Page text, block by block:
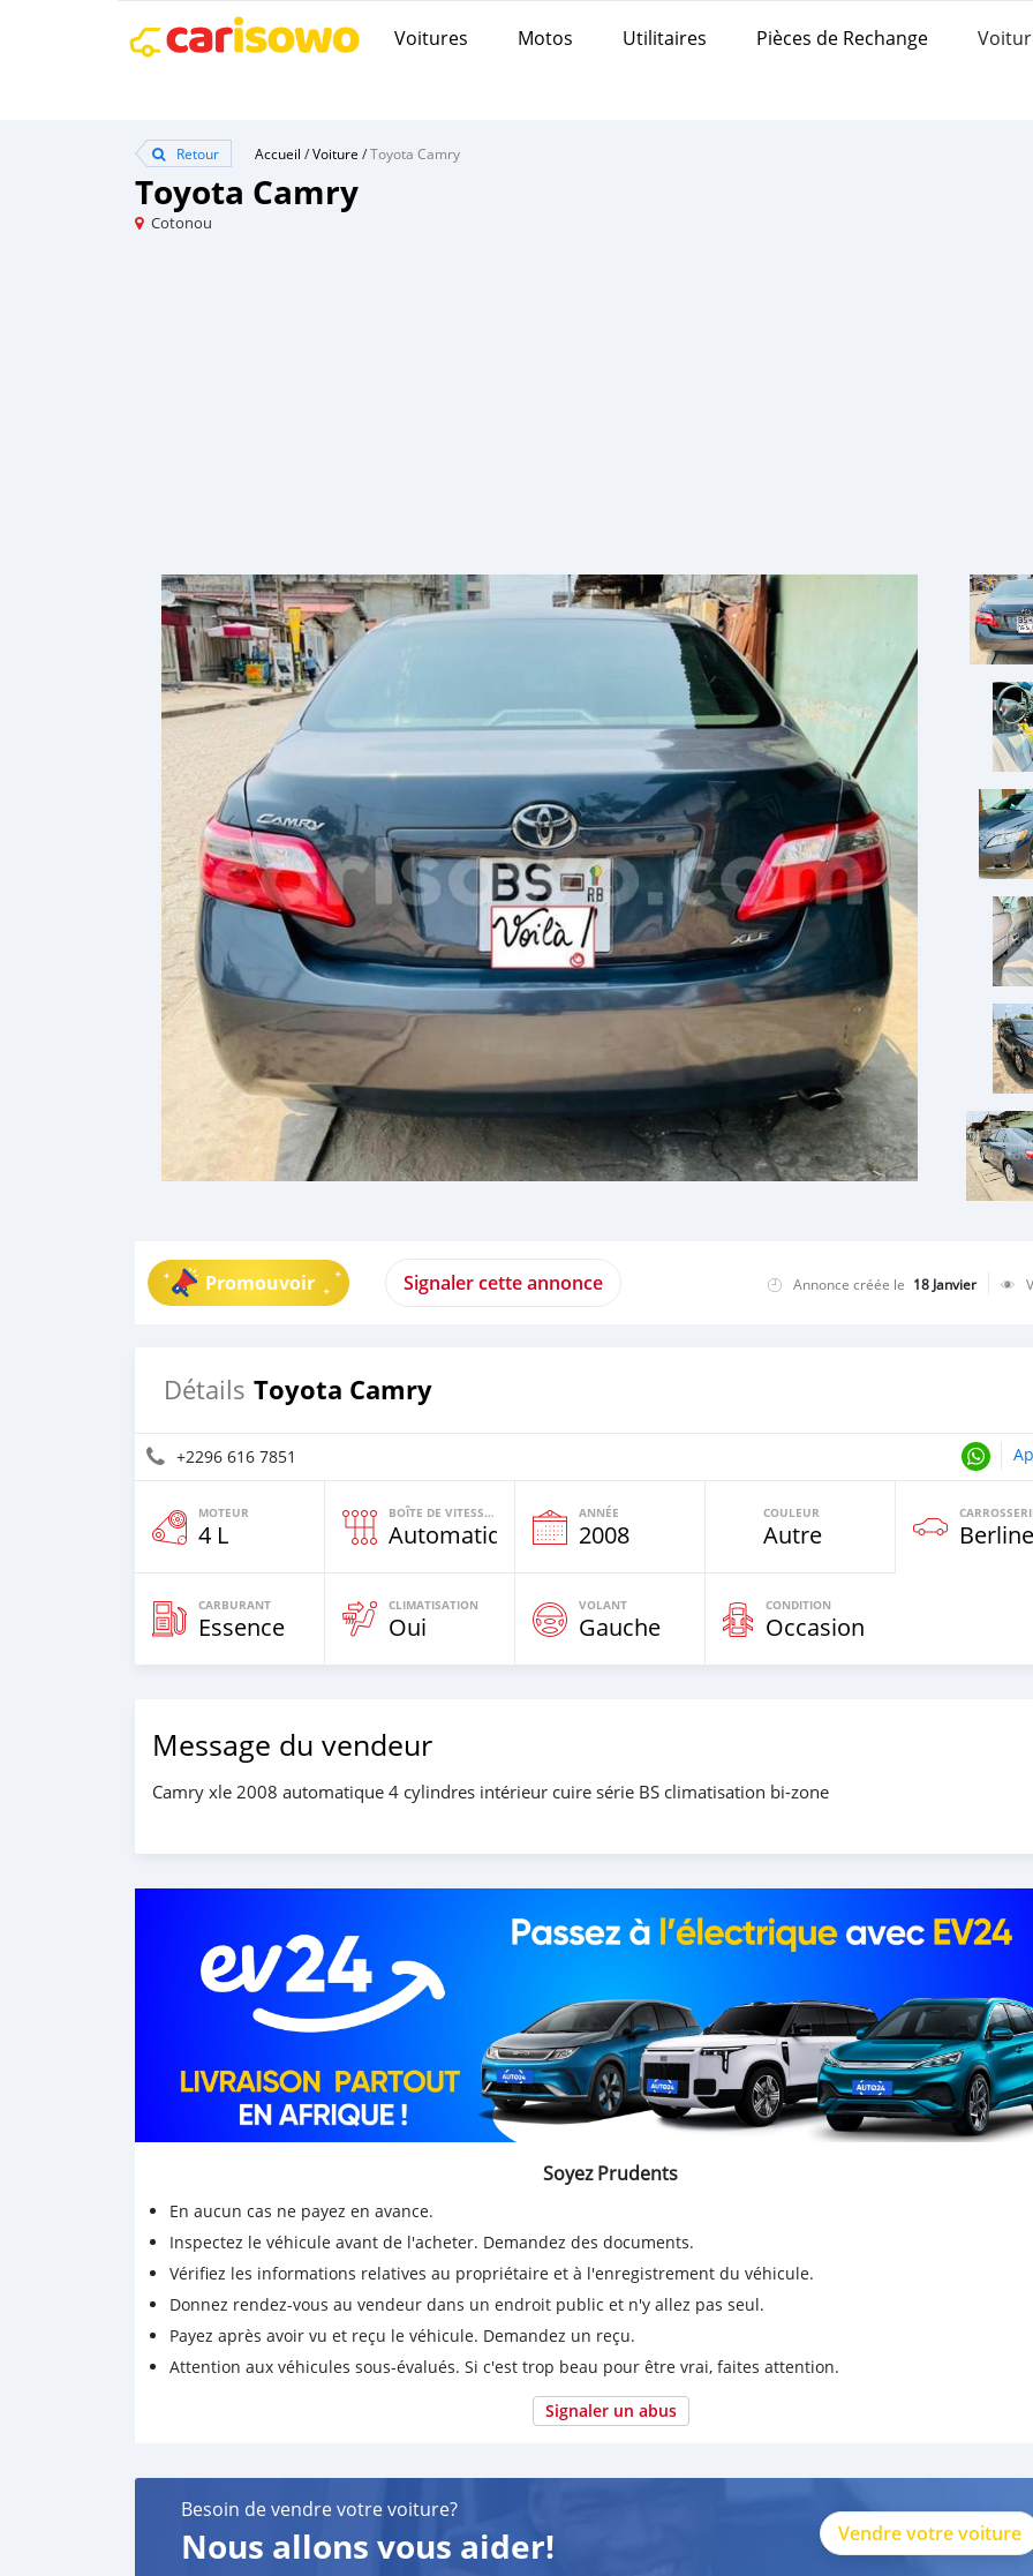
Voitures Motos Utilitaires Pièces de Rechange
Retour Accueil /Voiture /Toyota Camry
Toyota Camry
Cotonou
Promouvoir Signaler cette annonce Annonce créée le 18 Janvier
Détails Toyota Camry
+2296 616 7851
MOTEUR
4 L
BOÎTE DE VITESSES
Automatique
ANNÉE
2008
COULEUR
Autre Berline
CARBURANT
Essence
CLIMATISATION
Oui
VOLANT
Gauche
CONDITION
Occasion
Message du vendeur
Camry xle 2008 automatique 4 cylindres intérieur cuire série BS climatisation bi-zone
Soyez Prudents
En aucun cas ne payez en avance.
Inspectez le véhicule avant de l'acheter. Demandez des documents.
Vérifiez les informations relatives au propriétaire et à l'enregistrement du véhicule.
Donnez rendez-vous au vendeur dans un endroit public et n'y allez pas seul.
Payez après avoir vu et reçu le véhicule. Demandez un reçu.
Attention aux véhicules sous-évalués. Si c'est trop beau pour être vrai, faites attention.
Signaler un abus
Besoin de vendre votre voiture?
Nous allons vous aider! Vendre votre voiture